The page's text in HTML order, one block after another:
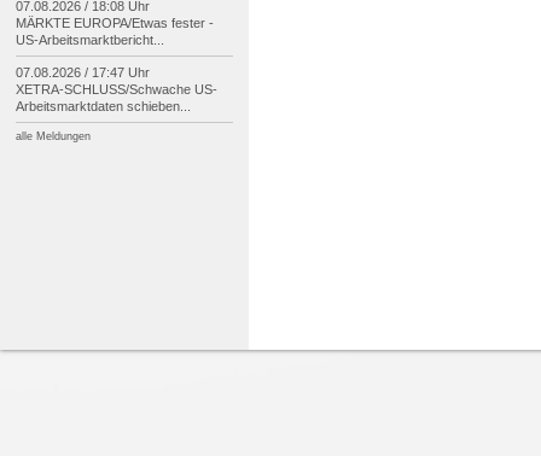
07.08.2026 / 18:08 Uhr
MÄRKTE EUROPA/Etwas fester -
US-Arbeitsmarktbericht...
07.08.2026 / 17:47 Uhr
XETRA-SCHLUSS/Schwache US-
Arbeitsmarktdaten schieben...
alle Meldungen